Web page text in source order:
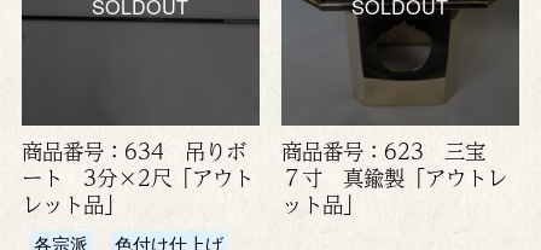
商品番号：634 吊りボ
ート 3分×2尺「アウト
レット品」
各宗派
色付け仕上げ
商品番号：623 三宝
７寸 真鍮製「アウトレ
ット品」